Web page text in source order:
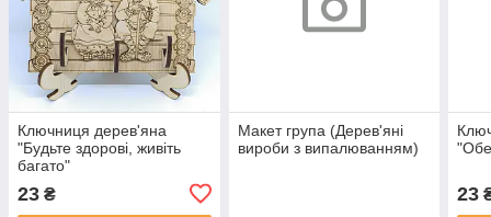
Ключниця дерев'яна
"Будьте здорові, живіть
багато"
23 ₴
Макет група (Дерев'яні
вироби з випалюванням)
23